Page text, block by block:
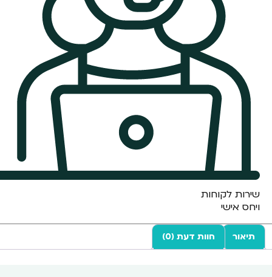
שירות לקוחות
ויחס אישי
תיאור חוות דעת (0)